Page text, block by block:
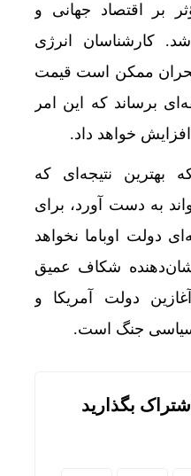
بر اقتصاد جهانی و
کارشناسان انرژی
ممکن است قیمت
برساند که این امر
خواهد داد.
بهترین نتیجه‌ای که
به دست آورد، برای
دولت اوباما نخواهد
نشان‌دهنده شکاف عمیق
دولت آمریکا و
سیاسی جنگ است.
بگذارید